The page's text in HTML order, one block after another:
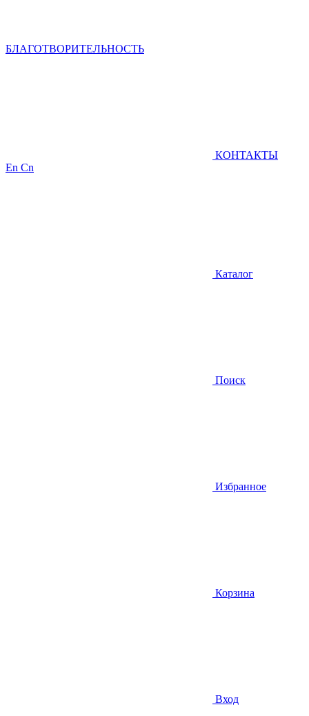
БЛАГОТВОРИТЕЛЬНОСТЬ
КОНТАКТЫ
En Cn
Каталог
Поиск
Избранное
Корзина
Вход